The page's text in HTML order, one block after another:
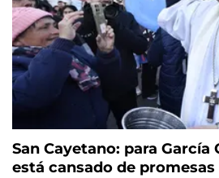
San Cayetano: para García
está cansado de